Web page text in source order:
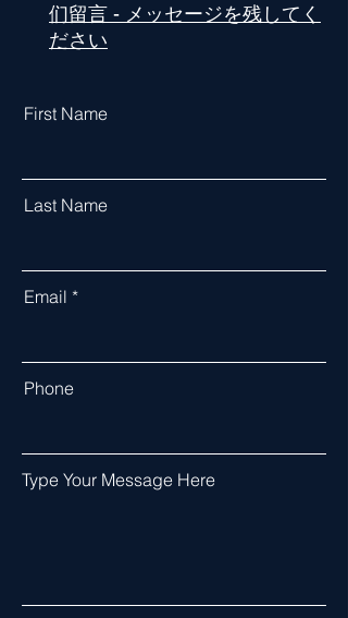
们留言 - メッセージを残してく
ださい
First Name
Last Name
Email
Phone
Type Your Message Here